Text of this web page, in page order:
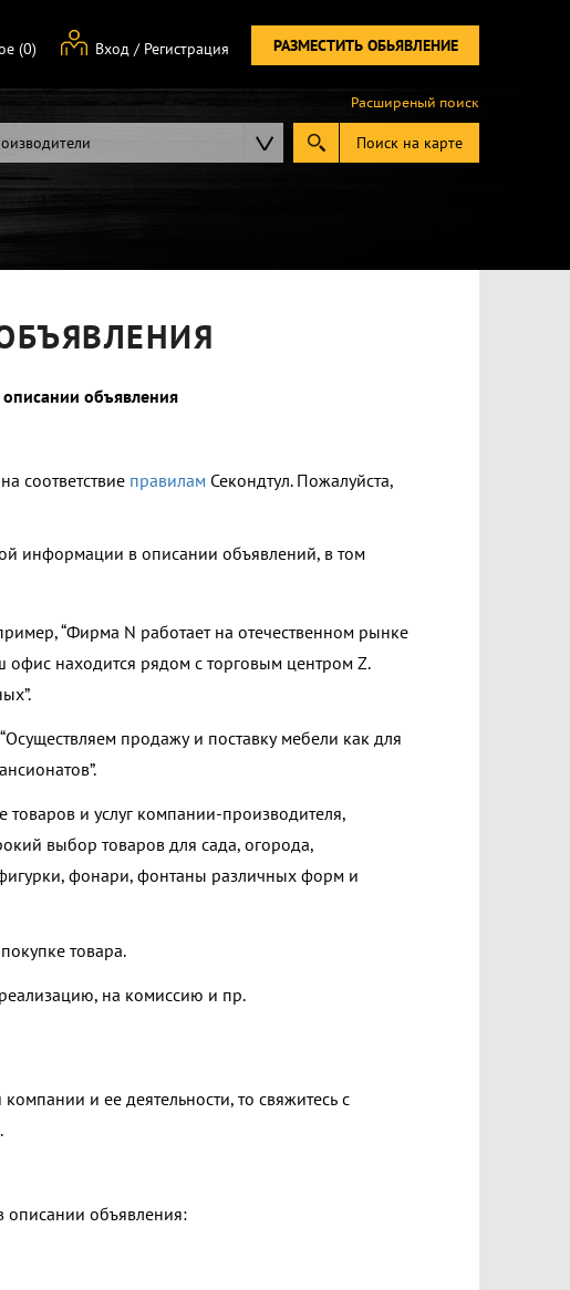
РАЗМЕСТИТЬ ОБЬЯВЛЕНИЕ
Вход / Регистрация
(0)
Поиск на карте
Расширеный поиск
объявления
соответствие правилам Секондтул. Пожалуйста,
информации в описании объявлений, в том
“Фирма N работает на отечественном рынке
офис находится рядом с торговым центром Z.
”.
Осуществляем продажу и поставку мебели как для
”.
и услуг компании-производителя,
выбор товаров для сада, огорода,
фонари, фонтаны различных форм и
товара.
на комиссию и пр.
и ее деятельности, то свяжитесь с
описании объявления: